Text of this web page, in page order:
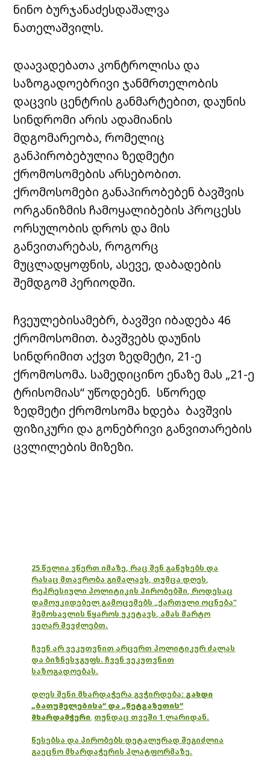
ნინო ბურჯანაძესდაშალვა
ნათელაშვილს.
დაავადებათა კონტროლისა და
საზოგადოებრივი ჯანმრთელობის
დაცვის ცენტრის განმარტებით, დაუნის
სინდრომი არის ადამიანის
მდგომარეობა, რომელიც
განპირობებულია ზედმეტი
ქრომოსომების არსებობით.
ქრომოსომები განაპირობებენ ბავშვის
ორგანიზმის ჩამოყალიბების პროცესს
ორსულობის დროს და მის
განვითარებას, როგორც
მუცლადყოფნის, ასევე, დაბადების
შემდგომ პერიოდში.
ჩვეულებისამებრ, ბავშვი იბადება 46
ქრომოსომით. ბავშვებს დაუნის
სინდრიმით აქვთ ზედმეტი, 21-ე
ქრომოსომა. სამედიცინო ენაზე მას „21-ე
ტრისომიას“ უწოდებენ. სწორედ
ზედმეტი ქრომოსომა ხდება ბავშვის
ფიზიკური და გონებრივი განვითარების
ცვლილების მიზეზი.
25 წელია ვწერთ იმაზე, რაც შენ გაწუხებს და
რასაც მთავრობა გიმალავს, თუმცა დღეს,
რეპრესიული პოლიტიკის პირობებში, როდესაც
დამოუკიდებელ გამოცემებს „ქართული ოცნება“
შემოსავლის წყაროს უკეტავს, ამას მარტო
ვეღარ შევძლებთ.
ჩვენ არ ვეკუთვნით არცერთ პოლიტიკურ ძალას
და ბიზნესჯგუფს. ჩვენ ვეკუთვნით
საზოგადოებას.
დღეს შენი მხარდაჭერა გვჭირდება: გახდი
„ბათუმელებისა“ და „ნეტგაზეთის“
მხარდამჭერი, თუნდაც თვეში 1 ლარიდან.
წესებსა და პირობებს დეტალურად შეგიძლია
გაეცნო მხარდაჭერის პლატფორმაზე.